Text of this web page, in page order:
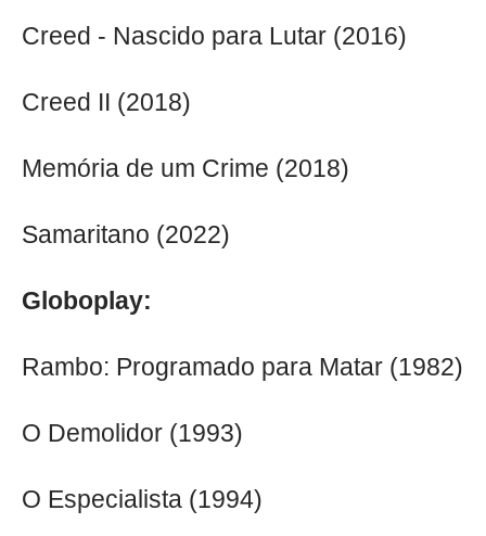
Creed - Nascido para Lutar (2016)
Creed II (2018)
Memória de um Crime (2018)
Samaritano (2022)
Globoplay:
Rambo: Programado para Matar (1982)
O Demolidor (1993)
O Especialista (1994)